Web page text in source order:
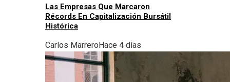
Las Empresas Que Marcaron
Récords En Capitalización Bursátil
Histórica
Carlos MarreroHace 4 días